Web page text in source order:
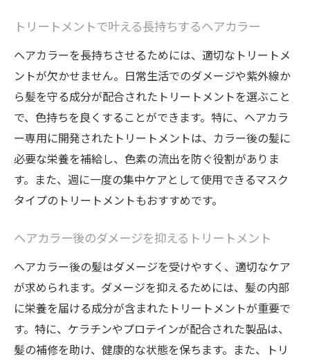
トリートメントで叶える長持ちするヘアカラー
ヘアカラーを長持ちさせるためには、適切なトリートメ
ントが欠かせません。日常生活でのダメージや紫外線か
ら髪を守る成分が配合されたトリートメントを選ぶこと
で、色持ちを良くすることができます。特に、ヘアカラ
ー専用に開発されたトリートメントは、カラー後の髪に
必要な栄養を補給し、色素の流出を防ぐ役割がありま
す。また、週に一度の集中ケアとして使用できるマスク
タイプのトリートメントもおすすめです。
ヘアカラー後のダメージを抑えるトリートメント
ヘアカラー後の髪はダメージを受けやすく、適切なケア
が求められます。ダメージを抑えるためには、髪の内部
に栄養を届ける成分が含まれたトリートメントが重要で
す。特に、ケラチンやプロテインが配合された製品は、
髪の補修を助け、健康的な状態を保ちます。また、トリ